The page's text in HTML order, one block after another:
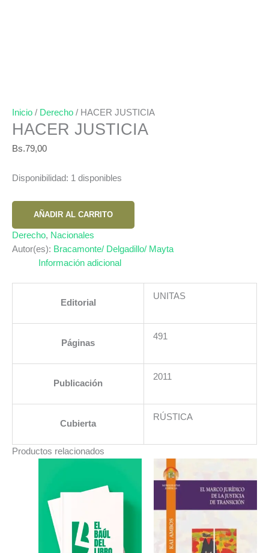
Inicio / Derecho / HACER JUSTICIA
HACER JUSTICIA
Bs.79,00
Disponibilidad: 1 disponibles
HACER
JUSTICIA
cantidad
AÑADIR AL CARRITO
Derecho, Nacionales
Autor(es): Bracamonte/ Delgadillo/ Mayta
Información adicional
Editorial
UNITAS
Páginas
491
Publicación
2011
Cubierta
RÚSTICA
Productos relacionados